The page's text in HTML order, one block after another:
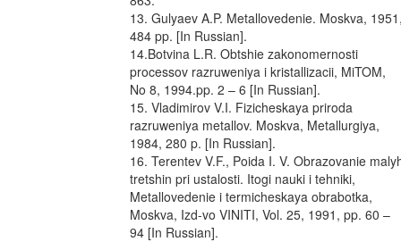
13. Gulyaev A.P. Metallovedenie. Moskva,
484 pp. [In Russian].
14.Botvina L.R. Obtshie zakonomernosti
processov razruweniya i kristallizacii, MiTOM,
No 8, 1994.pp. 2 – 6 [In Russian].
15. Vladimirov V.I. Fizicheskaya priroda
razruweniya metallov. Moskva, Metallurgiya,
1984, 280 p. [In Russian].
16. Terentev V.F., Poida I. V. Obrazovanie
tretshin pri ustalosti. Itogi nauki i tehniki,
Metallovedenie i termicheskaya obrabotka,
Moskva, Izd-vo VINITI, Vol. 25, 1991, pp. 60 –
94 [In Russian].